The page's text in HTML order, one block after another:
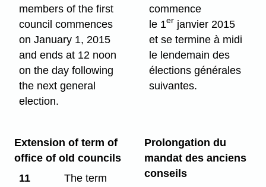
members of the first
council commences
on January 1, 2015
and ends at 12 noon
on the day following
the next general
election.
commence
le 1er janvier 2015
et se termine à midi
le lendemain des
élections générales
suivantes.
Extension of term of
office of old councils
11
The term
Prolongation du
mandat des anciens
conseils